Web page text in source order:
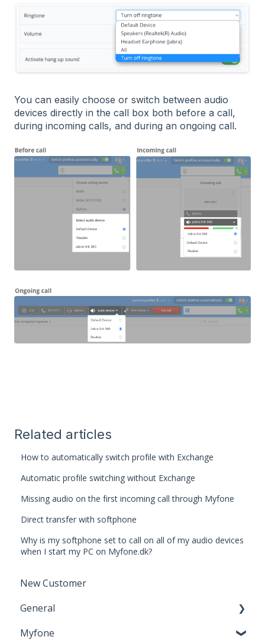
You can easily choose or switch between audio
devices directly in the call box both before a call,
during incoming calls, and during an ongoing call.
Related articles
How to automatically switch profile with Exchange
Automatic profile switching without Exchange
Missing audio on the first incoming call through Myfone
Direct transfer with softphone
Why is my softphone set to call on all of my audio devices
when I start my PC on Myfone.dk?
New Customer
General
Browser support
Myfone